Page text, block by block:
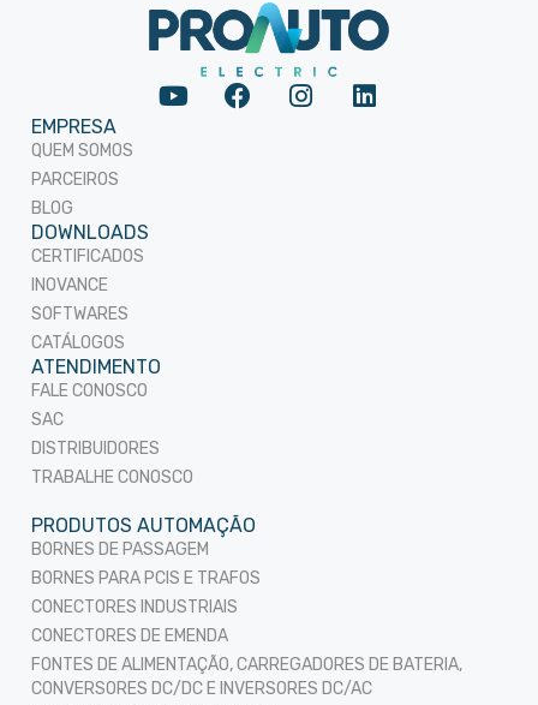
EMPRESA
QUEM SOMOS
PARCEIROS
BLOG
DOWNLOADS
CERTIFICADOS
INOVANCE
SOFTWARES
CATÁLOGOS
ATENDIMENTO
FALE CONOSCO
SAC
DISTRIBUIDORES
TRABALHE CONOSCO
PRODUTOS AUTOMAÇÃO
BORNES DE PASSAGEM
BORNES PARA PCIS E TRAFOS
CONECTORES INDUSTRIAIS
CONECTORES DE EMENDA
FONTES DE ALIMENTAÇÃO, CARREGADORES DE BATERIA,
CONVERSORES DC/DC E INVERSORES DC/AC